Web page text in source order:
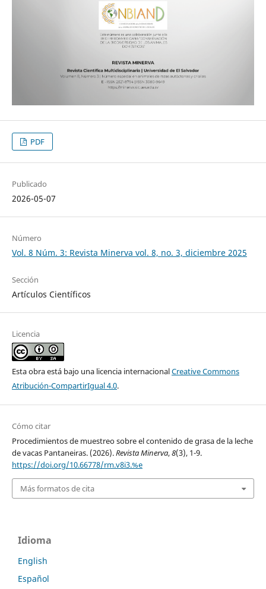
PDF
Publicado
2026-05-07
Número
Vol. 8 Núm. 3: Revista Minerva vol. 8, no. 3, diciembre 2025
Sección
Artículos Científicos
Licencia
Esta obra está bajo una licencia internacionalCreative Commons
Atribución-CompartirIgual 4.0.
Cómo citar
Procedimientos de muestreo sobre el contenido de grasa de la leche
de vacas Pantaneiras. (2026).Revista Minerva,8(3), 1-9.
https://doi.org/10.66778/rm.v8i3.%e
Más formatos de cita
Idioma
English
Español